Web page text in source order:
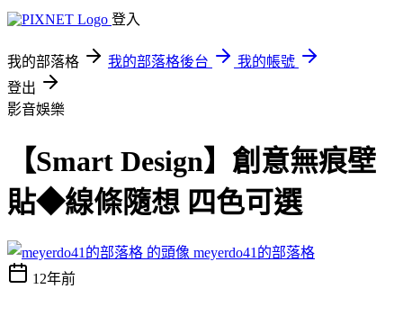
登入
我的部落格 我的部落格後台
我的帳號
登出
影音娛樂
【Smart Design】創意無痕壁
貼◆線條隨想 四色可選
meyerdo41的部落格
12年前